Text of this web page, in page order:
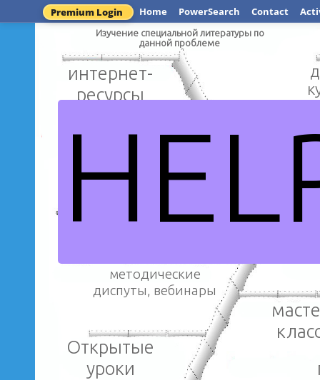
Premium Login Home PowerSearch Contact
Изучение специальной литературы по
данной проблеме
интернет-
ресурсы
методические
методические
диспуты, вебинары
Открытые
уроки
Из чего состоит